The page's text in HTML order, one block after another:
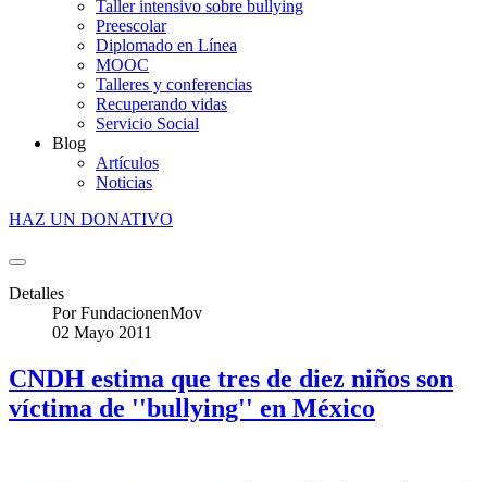
Taller intensivo sobre bullying
Preescolar
Diplomado en Línea
MOOC
Talleres y conferencias
Recuperando vidas
Servicio Social
Blog
Artículos
Noticias
HAZ UN DONATIVO
Detalles
PorFundacionenMov
02 Mayo 2011
CNDH estima que tres de diez niños son
víctima de ''bullying'' en México